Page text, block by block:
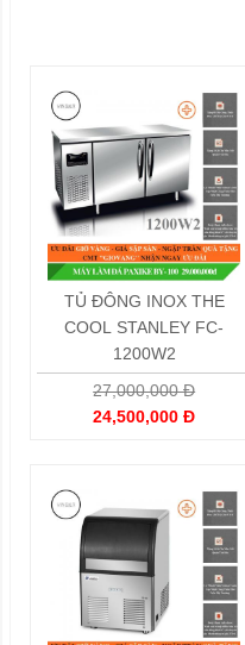
TỦ ĐÔNG INOX THE
COOL STANLEY FC-
1200W2
27,000,000 Đ
24,500,000 Đ